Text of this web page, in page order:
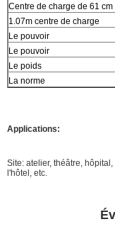
Centre de charge de 61 cm
1.07m centre de charge
Le pouvoir
Le pouvoir
Le poids
La norme
Applications:
Site: atelier, théâtre,
l'hôtel, etc.